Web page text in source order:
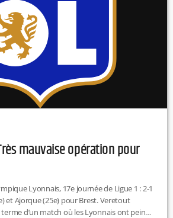
mauvaise opération pour
Lyonnais, 17e journée de Ligue 1 : 2-1
et Ajorque (25e) pour Brest. Veretout
d’un match où les Lyonnais ont peiné